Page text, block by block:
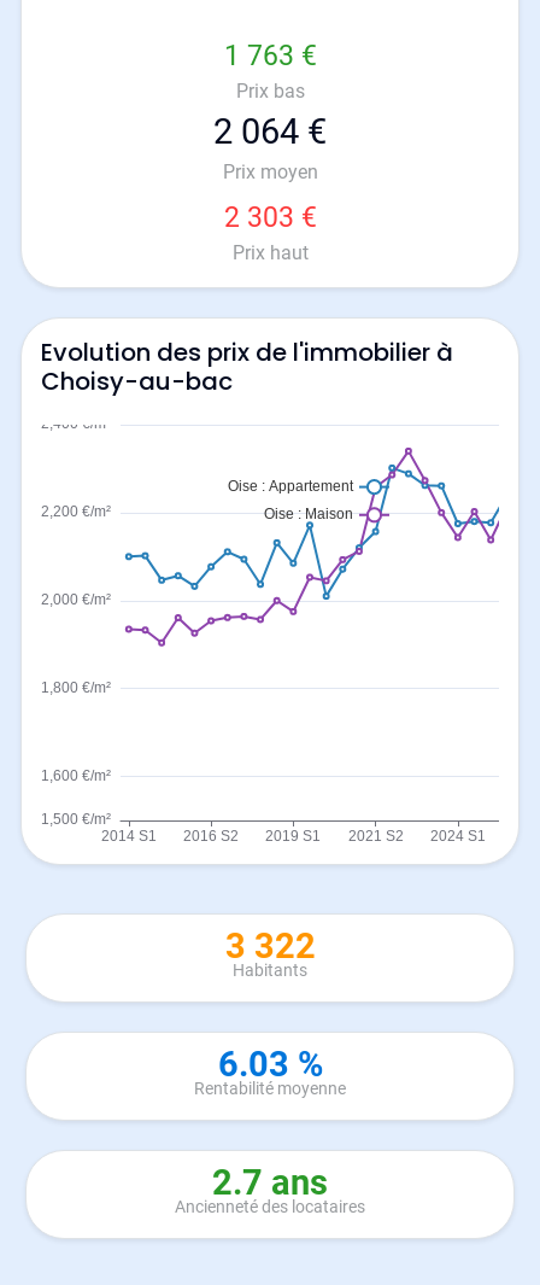
1 763 €
Prix bas
2 064 €
Prix moyen
2 303 €
Prix haut
Evolution des prix de l'immobilier à
Choisy-au-bac
3 322
Habitants
6.03 %
Rentabilité moyenne
2.7 ans
Ancienneté des locataires